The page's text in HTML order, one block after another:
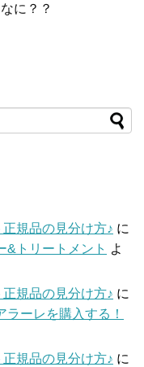
に？？
規品の見分け方♪ に
&トリートメント よ
規品の見分け方♪ に
ーレを購入する！
規品の見分け方♪ に